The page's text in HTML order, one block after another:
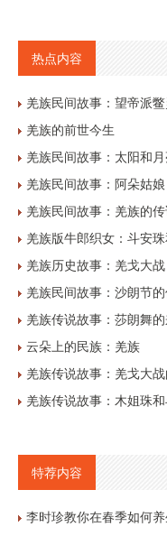
热点内容
羌族民间故事：望帝派
羌族的前世今生
羌族民间故事：太阳和
羌族民间故事：阿朵姑娘
羌族民间故事：羌族的
羌族版牛郎织女：斗安
羌族历史故事：羌戈大战
羌族民间故事：沙朗节
羌族传说故事：莎朗舞
云朵上的民族：羌族
羌族传说故事：羌戈大
羌族传说故事：木姐珠
特荐内容
李时珍教你在春季如何